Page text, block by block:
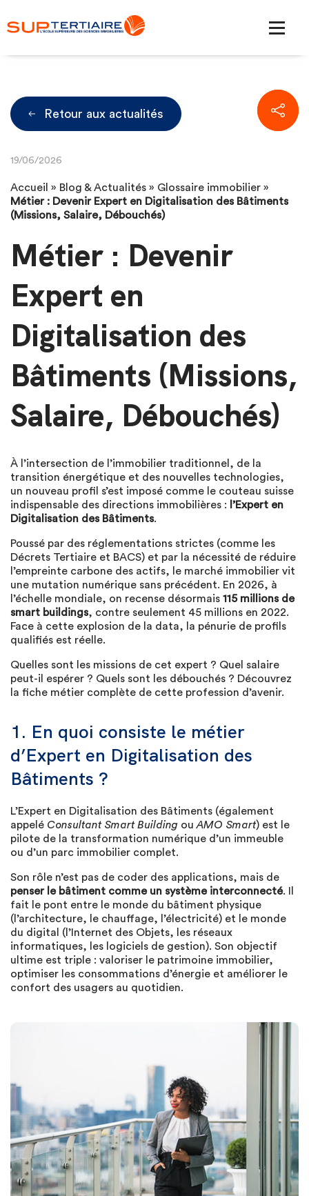
Retour aux actualités
19/06/2026
Accueil » Blog & Actualités » Glossaire immobilier »
Métier : Devenir Expert en Digitalisation des Bâtiments
(Missions, Salaire, Débouchés)
Métier : Devenir
Expert en
Digitalisation des
Bâtiments (Missions,
Salaire, Débouchés)
À l’intersection de l’immobilier traditionnel, de la
transition énergétique et des nouvelles technologies,
un nouveau profil s’est imposé comme le couteau suisse
indispensable des directions immobilières : l’Expert en
Digitalisation des Bâtiments.
Poussé par des réglementations strictes (comme les
Décrets Tertiaire et BACS) et par la nécessité de réduire
l’empreinte carbone des actifs, le marché immobilier vit
une mutation numérique sans précédent. En 2026, à
l’échelle mondiale, on recense désormais 115 millions de
smart buildings, contre seulement 45 millions en 2022.
Face à cette explosion de la data, la pénurie de profils
qualifiés est réelle.
Quelles sont les missions de cet expert ? Quel salaire
peut-il espérer ? Quels sont les débouchés ? Découvrez
la fiche métier complète de cette profession d’avenir.
1. En quoi consiste le métier
d’Expert en Digitalisation des
Bâtiments ?
L’Expert en Digitalisation des Bâtiments (également
appelé Consultant Smart Building ouAMO Smart) est le
pilote de la transformation numérique d’un immeuble
ou d’un parc immobilier complet.
Son rôle n’est pas de coder des applications, mais de
penser le bâtiment comme un système interconnecté. Il
fait le pont entre le monde du bâtiment physique
(l’architecture, le chauffage, l’électricité) et le monde
du digital (l’Internet des Objets, les réseaux
informatiques, les logiciels de gestion). Son objectif
ultime est triple : valoriser le patrimoine immobilier,
optimiser les consommations d’énergie et améliorer le
confort des usagers au quotidien.